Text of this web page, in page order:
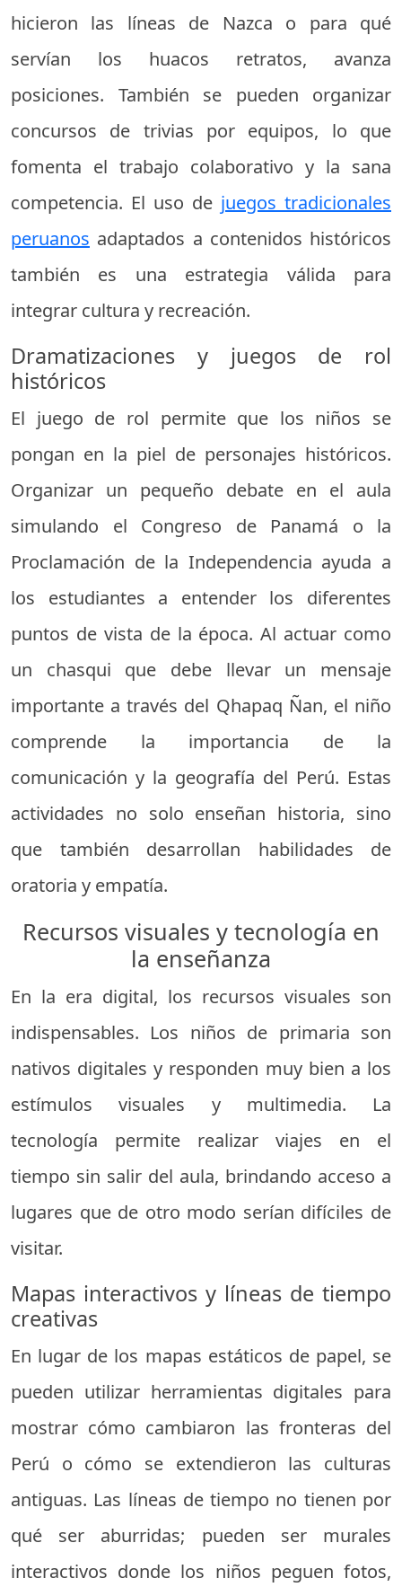
hicieron las líneas de Nazca o para qué
servían los huacos retratos, avanza
posiciones. También se pueden organizar
concursos de trivias por equipos, lo que
fomenta el trabajo colaborativo y la sana
competencia. El uso de juegos tradicionales
peruanos adaptados a contenidos históricos
también es una estrategia válida para
integrar cultura y recreación.
Dramatizaciones y juegos de rol
históricos
El juego de rol permite que los niños se
pongan en la piel de personajes históricos.
Organizar un pequeño debate en el aula
simulando el Congreso de Panamá o la
Proclamación de la Independencia ayuda a
los estudiantes a entender los diferentes
puntos de vista de la época. Al actuar como
un chasqui que debe llevar un mensaje
importante a través del Qhapaq Ñan, el niño
comprende la importancia de la
comunicación y la geografía del Perú. Estas
actividades no solo enseñan historia, sino
que también desarrollan habilidades de
oratoria y empatía.
Recursos visuales y tecnología en
la enseñanza
En la era digital, los recursos visuales son
indispensables. Los niños de primaria son
nativos digitales y responden muy bien a los
estímulos visuales y multimedia. La
tecnología permite realizar viajes en el
tiempo sin salir del aula, brindando acceso a
lugares que de otro modo serían difíciles de
visitar.
Mapas interactivos y líneas de tiempo
creativas
En lugar de los mapas estáticos de papel, se
pueden utilizar herramientas digitales para
mostrar cómo cambiaron las fronteras del
Perú o cómo se extendieron las culturas
antiguas. Las líneas de tiempo no tienen por
qué ser aburridas; pueden ser murales
interactivos donde los niños peguen fotos,